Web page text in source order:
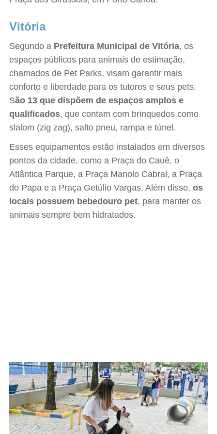
Vitória
Segundo a Prefeitura Municipal de Vitória, os
espaços públicos para animais de estimação,
chamados de Pet Parks, visam garantir mais
conforto e liberdade para os tutores e seus pets.
São 13 que dispõem de espaços amplos e
qualificados, que contam com brinquedos como
slalom (zig zag), salto pneu, rampa e túnel.
Esses equipamentos estão instalados em diversos
pontos da cidade, como a Praça do Cauê, o
Atlântica Parque, a Praça Manolo Cabral, a Praça
do Papa e a Praça Getúlio Vargas. Além disso, os
locais possuem bebedouro pet, para manter os
animais sempre bem hidratados.